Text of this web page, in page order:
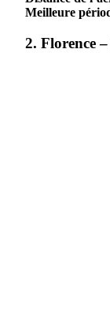
Meilleure
2. Florence